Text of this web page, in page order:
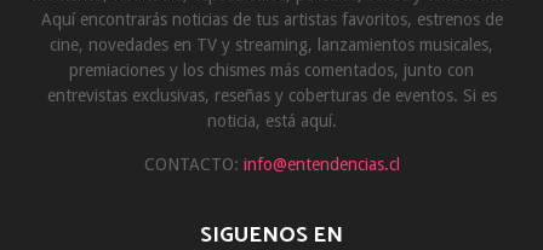
Aquí encontrarás noticias de tus artistas favoritos, estrenos de
cine, novedades en TV y streaming, lanzamientos musicales,
premiaciones y los chismes más comentados, junto con
entrevistas exclusivas, reseñas y coberturas de eventos. Si es
noticia, está aquí.
CONTACTO: info@entendencias.cl
SIGUENOS EN